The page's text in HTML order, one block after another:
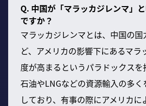
Q. 中国が「マラッカジレンマ」
ですか？
マラッカジレンマとは、中国の
ど、アメリカの影響下にあるマラ
度が高まるというパラドックスを
石油やLNGなどの資源輸入の多
しており、有事の際にアメリカに